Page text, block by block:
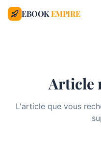
EBOOKEMPIRE
Article
L'article que vous